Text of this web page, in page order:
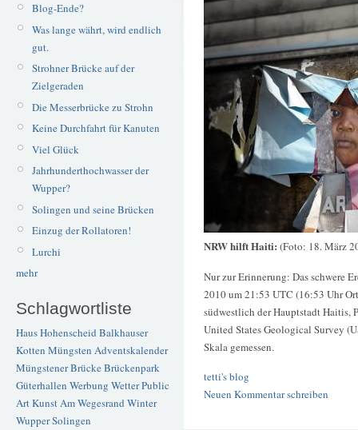
Blog-Ende?
Was lange währt, wird endlich
gut.
Strohner Brücke auf der
Zielgeraden
Die Messerbrücke zu Strohn
Keine Durchfahrt für Kanuten
Viel Glück
Jahrhunderthochwasser der
Wupper?
Solingen und seine Brücken
Einzug der Rollatoren!
Lurchi
mehr
Schlagwortliste
Haus Hohenscheid Balkhauser
Kotten Müngsten Adventskalender
Müngstener BrückeBrückenpark
Güterhallen Werbung WetterPublic
ArtKunstAm Wegesrand Winter
WupperSolingen
NRW hilft Haiti: (Foto: 18. März
Nur zur Erinnerung: Das schwere
2010 um 21:53 UTC (16:53 Uhr
südwestlich der Hauptstadt Haitis,
United States Geological Survey
Skala gemessen.
tetti's blog
Neuen Kommentar schreiben